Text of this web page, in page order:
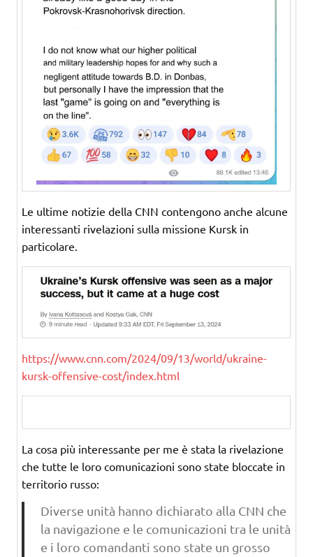
Le ultime notizie della CNN contengono anche alcune
interessanti rivelazioni sulla missione Kursk in
particolare.
https://www.cnn.com/2024/09/13/world/ukraine-
kursk-offensive-cost/index.html
La cosa più interessante per me è stata la rivelazione
che tutte le loro comunicazioni sono state bloccate in
territorio russo:
Diverse unità hanno dichiarato alla CNN che
la navigazione e le comunicazioni tra le unità
e i loro comandanti sono state un grosso